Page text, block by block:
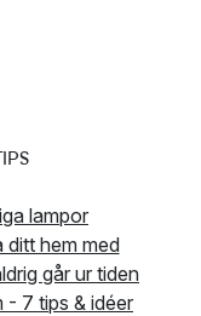
lampor
ditt hem med
går ur tiden
- 7 tips & idéer